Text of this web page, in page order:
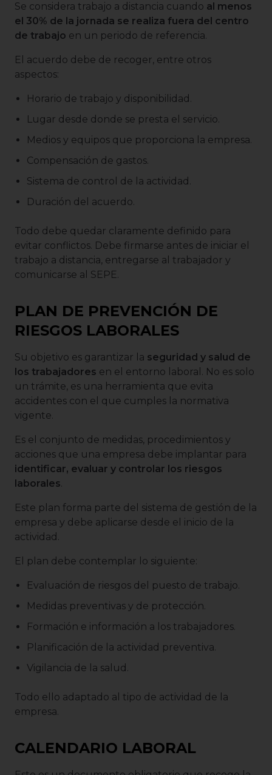
Se considera trabajo a distancia cuando al menos
el 30% de la jornada se realiza fuera del centro
de trabajo en un periodo de referencia.
El acuerdo debe de recoger, entre otros
aspectos:
Horario de trabajo y disponibilidad.
Lugar desde donde se presta el servicio.
Medios y equipos que proporciona la empresa.
Compensación de gastos.
Sistema de control de la actividad.
Duración del acuerdo.
Todo debe quedar claramente definido para
evitar conflictos. Debe firmarse antes de iniciar el
trabajo a distancia, entregarse al trabajador y
comunicarse al SEPE.
PLAN DE PREVENCIÓN DE
RIESGOS LABORALES
Su objetivo es garantizar la seguridad y salud de
los trabajadores en el entorno laboral. No es solo
un trámite, es una herramienta que evita
accidentes con el que cumples la normativa
vigente.
Es el conjunto de medidas, procedimientos y
acciones que una empresa debe implantar para
identificar, evaluar y controlar los riesgos
laborales.
Este plan forma parte del sistema de gestión de la
empresa y debe aplicarse desde el inicio de la
actividad.
El plan debe contemplar lo siguiente:
Evaluación de riesgos del puesto de trabajo.
Medidas preventivas y de protección.
Formación e información a los trabajadores.
Planificación de la actividad preventiva.
Vigilancia de la salud.
Todo ello adaptado al tipo de actividad de la
empresa.
CALENDARIO LABORAL